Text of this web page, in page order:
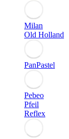
Milan
Old Holland
PanPastel
Pebeo
Pfeil
Reflex